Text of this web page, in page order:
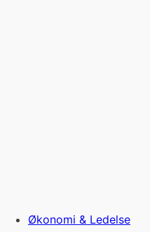
Økonomi & Ledelse